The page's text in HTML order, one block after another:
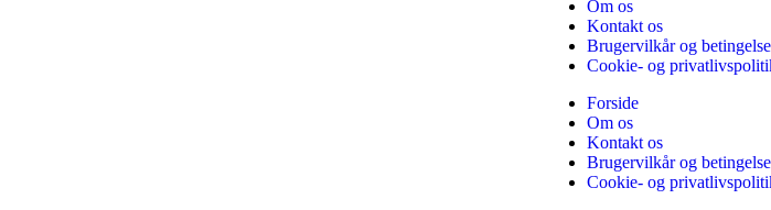
Om os
Kontakt os
Brugervilkår og
Cookie- og
Forside
Om os
Kontakt os
Brugervilkår og
Cookie- og